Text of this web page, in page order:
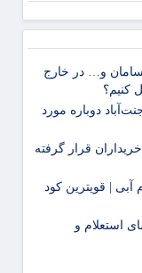
و… در خارج
کنیم؟
دوباره مورد
قرار گرفته
آبی | قویترین کود
استعلام و